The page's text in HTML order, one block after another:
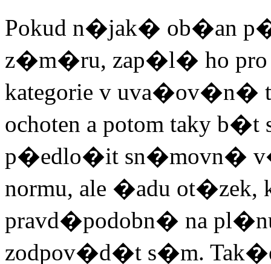
Pokud n�jak� ob�an
z�m�ru, zap�l� ho
kategorie v uva�ov�n�
ochoten a potom taky b�t
p�edlo�it sn�movn�
normu, ale �adu ot�zek,
pravd�podobn� na
zodpov�d�t s�m.